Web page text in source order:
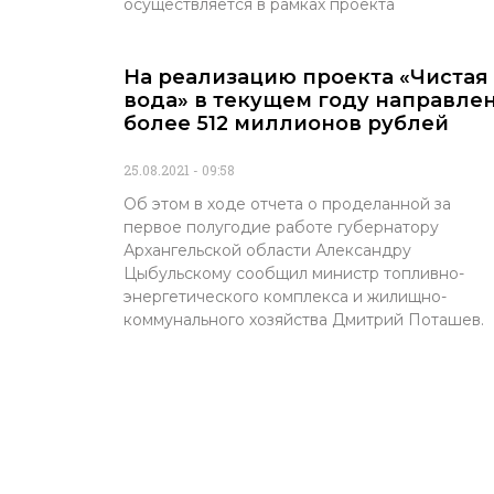
осуществляется в рамках проекта
На реализацию проекта «Чистая
вода» в текущем году
более 512 миллионов рублей
25.08.2021 09:58
Об этом в ходе отчета о проделанной за
первое полугодие работе губернатору
Архангельской области Александру
Цыбульскому сообщил министр топливно-
энергетического комплекса и жилищно-
коммунального хозяйства Дмитрий Поташев.